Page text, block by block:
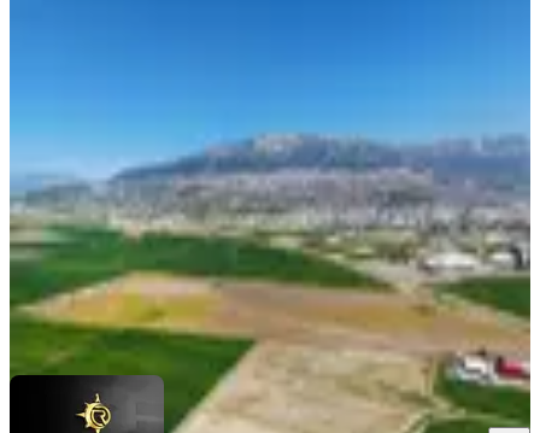
8000 m²·3.125/m²·31.07.2026
25.000.000 ₺
YENİ ROTA İNŞAAT EMLAK Faruk ATCI